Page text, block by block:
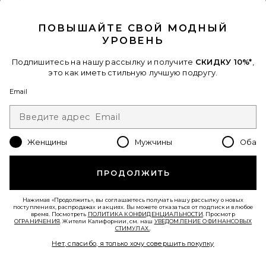
КРОССОВКИ XT-6
Favorite КРОССОВКИ XT-PATHWAY 2
ПОВЫШАЙТЕ СВОЙ МОДНЫЙ
УРОВЕНЬ
Подпишитесь на нашу рассылку и получите СКИДКУ 10%*
это как иметь стильную лучшую подругу.
Email
Женщины Мужчины Оба
ПРОДОЛЖИТЬ
Нажимая «Продолжить», вы соглашаетесь получать нашу рассылку о новых
поступлениях, распродажах и акциях. Вы можете отказаться от подписки в любое
время. Посмотреть ПОЛИТИКА КОНФИДЕНЦИАЛЬНОСТИ . Просмотр
ОГРАНИЧЕНИЯ . Жители Калифорнии, см. наш УВЕДОМЛЕНИЕ О ФИНАНСОВЫХ
СТИМУЛАХ.
Нет, спасибо, я только хочу совершить покупку